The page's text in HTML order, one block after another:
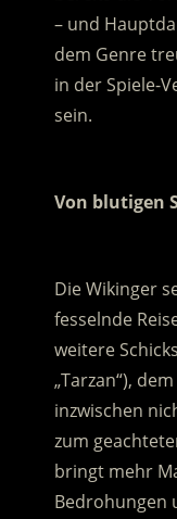
– und
dem Genre
in der Spiele-
sein.
Von blutigen
Die Wikinger
fesselnde
weitere
„Tarzan“),
inzwischen
zum
bringt mehr
Bedrohungen